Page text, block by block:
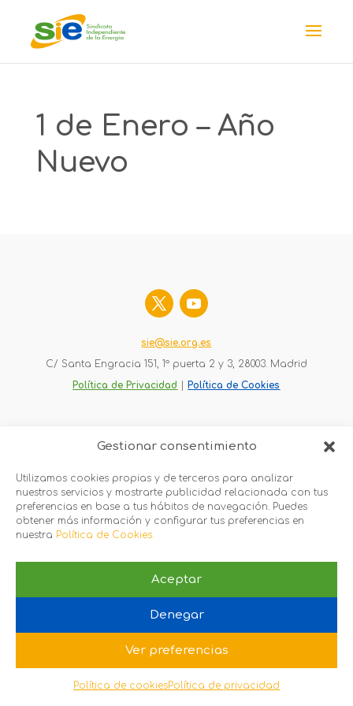
Gestionar consentimiento
Utilizamos cookies propias y de terceros para analizar
nuestros servicios y mostrarte publicidad relacionada con tus
preferencias en base a tus hábitos de navegación. Puedes
obtener más información y configurar tus preferencias en
nuestra Política de Cookies.
Aceptar
Denegar
Ver preferencias
Política de cookiesPolítica de privacidad
1 de Enero – Año
Nuevo
sie@sie.org.es
C/ Santa Engracia 151, 1º puerta 2 y 3, 28003. Madrid
Política de Privacidad
Política de Cookies